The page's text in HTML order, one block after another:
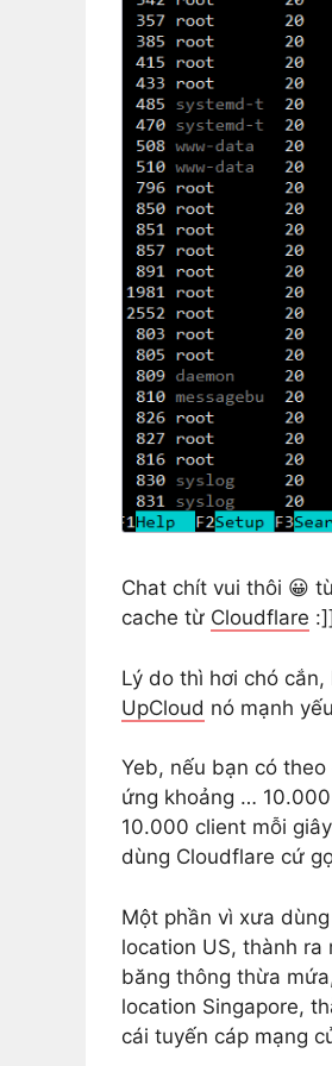
Chat chít vui thôi 😀
cache từ Cloudflare :]]
Lý do thì hơi chó
UpCloud nó mạnh
Yeb, nếu bạn có
ứng khoảng …
10.000 client mỗi
dùng Cloudflare cứ
Một phần vì xưa dùng
location US, thành ra
băng thông thừa
location Singapore,
cái tuyến cáp mạng